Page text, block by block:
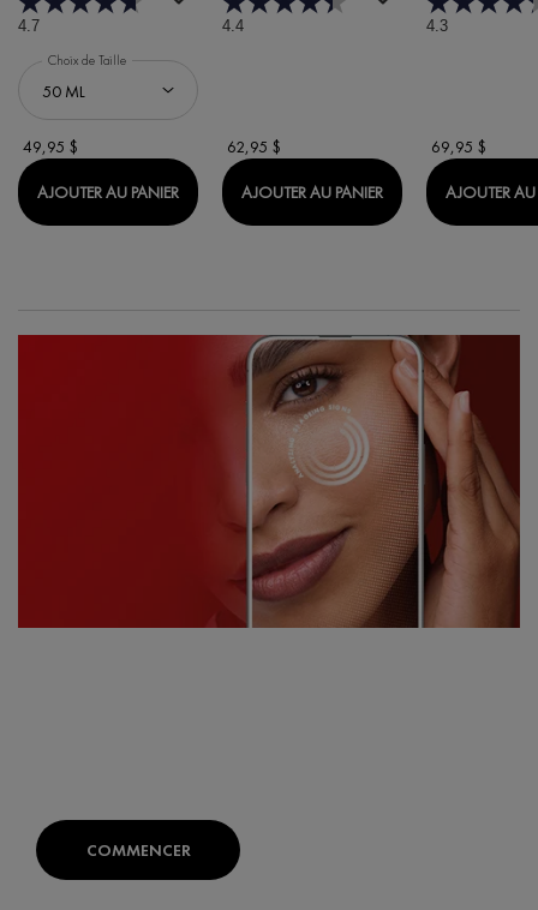
4.7
Choix de Taille
49,95 $
AJOUTER AU PANIER MINÉRAL 89 BOOSTER SÉRUM
4.4
62,95 $
AJOUTER AU PANIER DERCOS SÉRUM
4.3
69,95 $
AJOUTER AU
COMMENCER